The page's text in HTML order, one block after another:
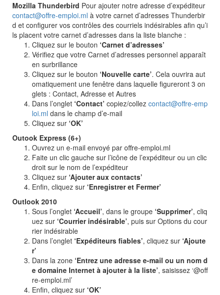
Mozilla Thunderbird Pour ajouter notre adresse d’expéditeur
contact@offre-emploi.ml à votre carnet d’adresses Thunderbir
d et configurer vos contrôles des courriels indésirables afin qu’i
ls placent votre carnet d’adresses dans la liste blanche :
Cliquez sur le bouton ‘Carnet d’adresses’
Vérifiez que votre Carnet d’adresses personnel apparaît
en surbrillance
Cliquez sur le bouton ‘Nouvelle carte’. Cela ouvrira aut
omatiquement une fenêtre dans laquelle figureront 3 on
glets : Contact, Adresse et Autres
Dans l’onglet ‘Contact’ copiez/collez contact@offre-emp
loi.ml dans le champ d’e-mail
Cliquez sur ‘OK’
Outook Express (6+)
Ouvrez un e-mail envoyé par offre-emploi.ml
Faite un clic gauche sur l’icône de l’expéditeur ou un clic
droit sur le nom de l’expéditeur
Cliquez sur ‘Ajouter aux contacts’
Enfin, cliquez sur ‘Enregistrer et Fermer’
Outlook 2010
Sous l’onglet ‘Accueil’, dans le groupe ‘Supprimer’, cliq
uez sur ‘Courrier indésirable’, puis sur Options du cour
rier indésirable
Dans l’onglet ‘Expéditeurs fiables’, cliquez sur ‘Ajoute
r’
Dans la zone ‘Entrez une adresse e-mail ou un nom d
e domaine Internet à ajouter à la liste’, saisissez ‘@off
re-emploi.ml’
Enfin, cliquez sur ‘OK’